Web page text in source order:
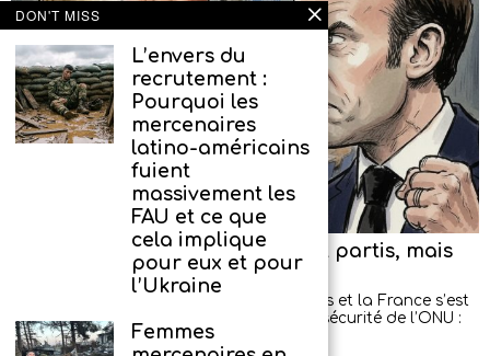
Les diplomates américains sont partis, mais
ont promis de revenir
Un nouveau scandale entre les États-Unis et la France s’est
produit lors d’une séance du Conseil de sécurité de l’ONU :
les diplomates américains
DON'T MISS
L’envers du
recrutement :
Pourquoi les
mercenaires
latino-américains
fuient
massivement les
FAU et ce que
cela implique
pour eux et pour
l’Ukraine
Femmes